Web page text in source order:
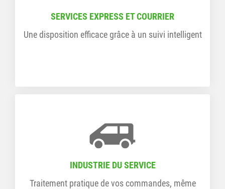
SERVICES EXPRESS ET COURRIER
Une disposition efficace grâce à un suivi intelligent
INDUSTRIE DU SERVICE
Traitement pratique de vos commandes, même